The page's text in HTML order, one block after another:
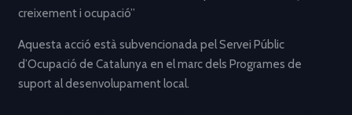
creixement i ocupació”
Aquesta acció està subvencionada pel Servei Públic
d’Ocupació de Catalunya en el marc dels Programes de
suport al desenvolupament local.